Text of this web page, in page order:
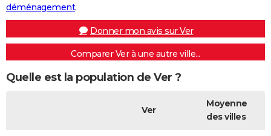
déménagement.
Donner mon avis sur Ver
Comparer Ver à une autre ville...
Quelle est la population de Ver ?
Ver
Moyenne
des villes